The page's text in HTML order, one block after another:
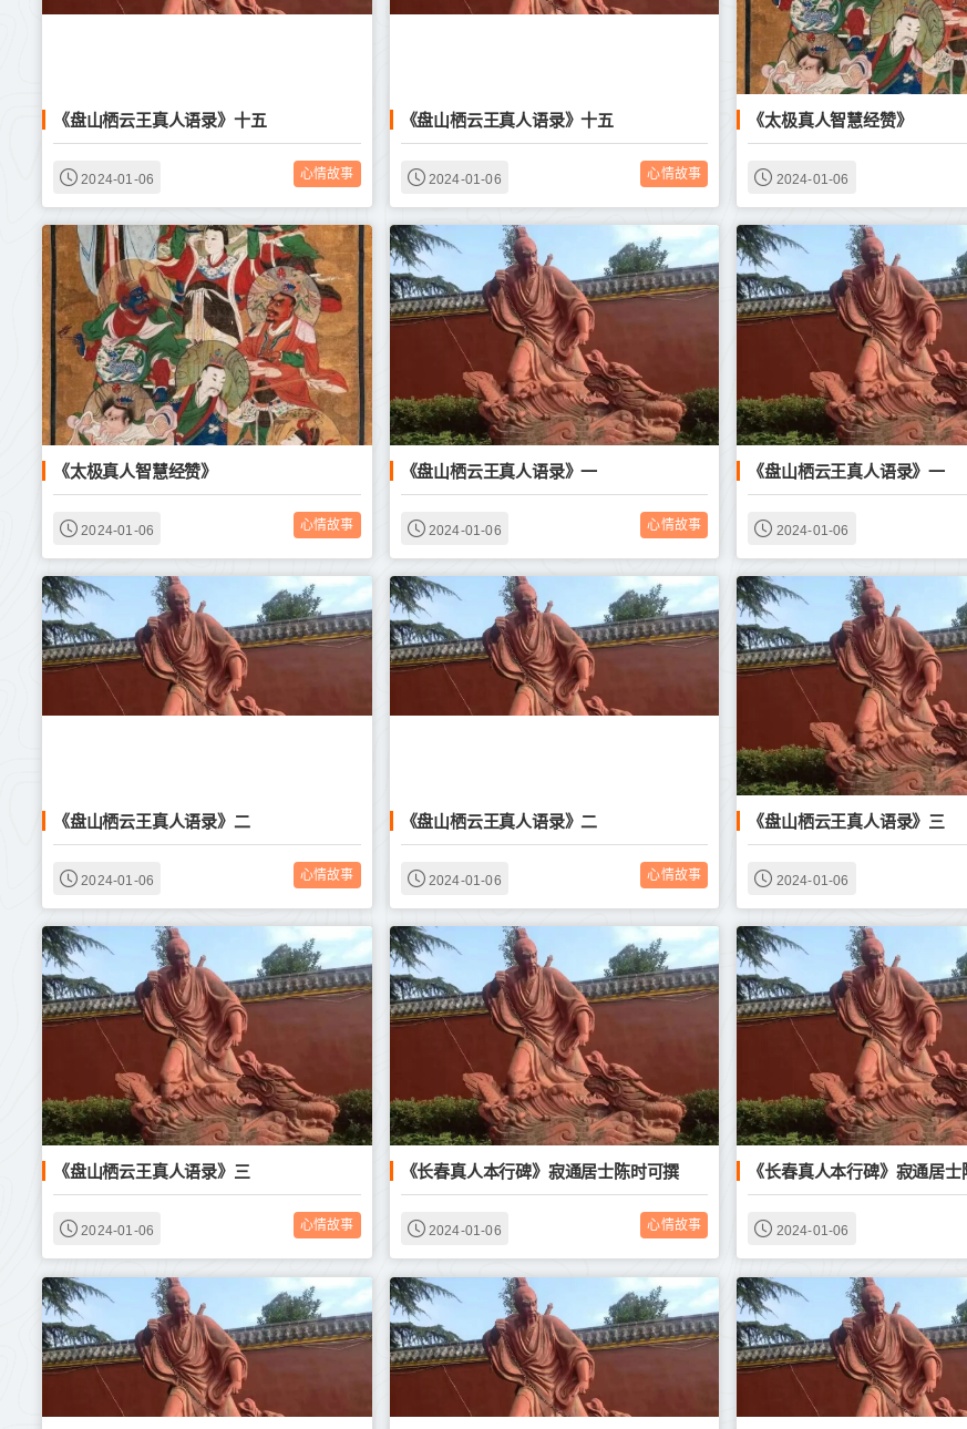
《盘山栖云王真人语录》十五
2024-01-06 心情故事
《盘山栖云王真人语录》十五
2024-01-06 心情故事
《太极真人智慧经赞》
2024-01-06
《太极真人智慧经赞》
2024-01-06 心情故事
《盘山栖云王真人语录》一
2024-01-06 心情故事
《盘山栖云王真人语录》一
2024-01-06
《盘山栖云王真人语录》二
2024-01-06 心情故事
《盘山栖云王真人语录》二
2024-01-06 心情故事
《盘山栖云王真人语录》三
2024-01-06
《盘山栖云王真人语录》三
2024-01-06 心情故事
《长春真人本行碑》寂通居士陈时可撰
2024-01-06 心情故事
《长春真人本行碑》寂通居
2024-01-06